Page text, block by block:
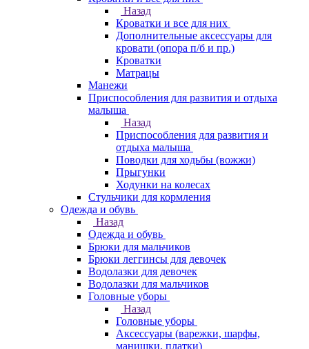
Назад
Кроватки и все для них
Дополнительные аксессуары для
кровати (опора п/б и пр.)
Кроватки
Матрацы
Манежи
Приспособления для развития и отдыха
малыша
Назад
Приспособления для развития и
отдыха малыша
Поводки для ходьбы (вожжи)
Прыгунки
Ходунки на колесах
Стульчики для кормления
Одежда и обувь
Назад
Одежда и обувь
Брюки для мальчиков
Брюки леггинсы для девочек
Водолазки для девочек
Водолазки для мальчиков
Головные уборы
Назад
Головные уборы
Аксессуары (варежки, шарфы,
манишки, платки)